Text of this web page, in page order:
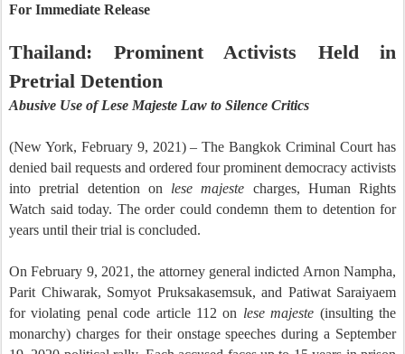
For Immediate Release
Thailand: Prominent Activists Held in
Pretrial Detention
Abusive Use of Lese Majeste Law to Silence Critics
(New York, February 9, 2021) – The Bangkok Criminal Court has
denied bail requests and ordered four prominent democracy activists
into pretrial detention on lese majeste charges, Human Rights
Watch said today. The order could condemn them to detention for
years until their trial is concluded.
On February 9, 2021, the attorney general indicted Arnon Nampha,
Parit Chiwarak, Somyot Pruksakasemsuk, and Patiwat Saraiyaem
for violating penal code article 112 on lese majeste (insulting the
monarchy) charges for their onstage speeches during a September